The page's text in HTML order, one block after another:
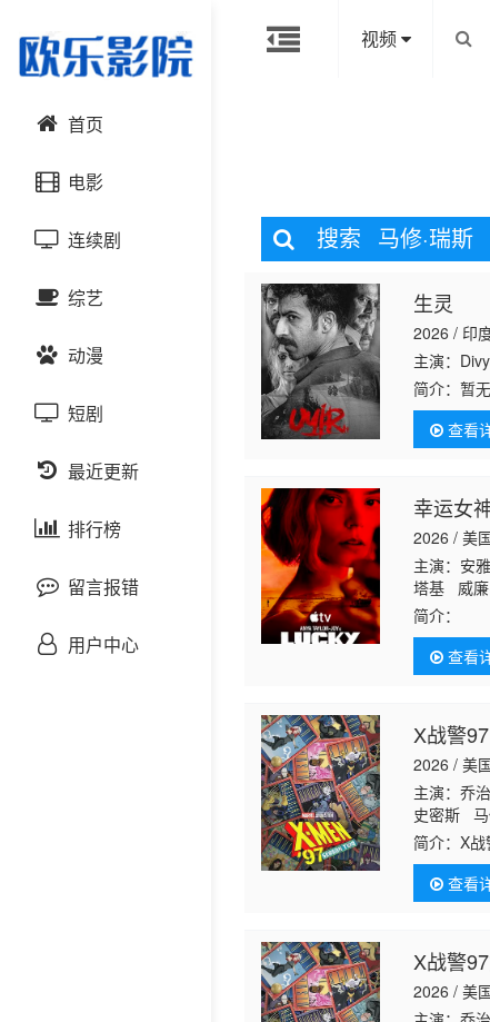
视频
首页
电影
动作片
喜剧片
爱情片
科幻片
恐怖片
剧情片
战争片
悬疑片
连续剧
国产剧
港台剧
日韩剧
欧美剧
泰国剧
综艺
大陆综艺
日韩综艺
港台综艺
欧美综艺
动漫
国产动漫
日韩动漫
欧美动漫
短剧
最近更新
排行榜
留言报错
用户中心
搜索 马修·瑞斯
生灵
2026 / 印
主演：
简介：暂
查看
幸运女
2026 / 美
主演：安
塔基 威
奎因·奥
金·金
简介：
一次数百
查看
X战警
2026 / 美
主演：乔
史密斯 马
简介：X
1990年代
查看
X战警
2026 / 美